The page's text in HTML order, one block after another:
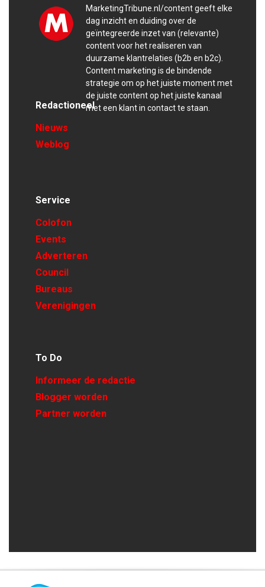
MarketingTribune.nl/content geeft elke
dag inzicht en duiding over de
geïntegreerde inzet van (relevante)
content voor het realiseren van
duurzame klantrelaties (b2b en b2c).
Content marketing is de bindende
strategie om op het juiste moment met
de juiste content op het juiste kanaal
met een klant in contact te staan.
Redactioneel
Nieuws
Weblog
Service
Colofon
Events
Adverteren
Council
Bureaus
Verenigingen
To Do
Informeer de redactie
Blogger worden
Partner worden